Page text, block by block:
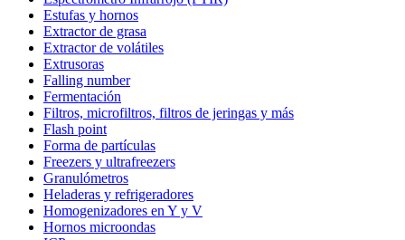
Estufas y hornos
Extractor de grasa
Extractor de volátiles
Extrusoras
Falling number
Fermentación
Filtros, microfiltros, filtros de jeringas y más
Flash point
Forma de partículas
Freezers y ultrafreezers
Granulómetros
Heladeras y refrigeradores
Homogenizadores en Y y V
Hornos microondas